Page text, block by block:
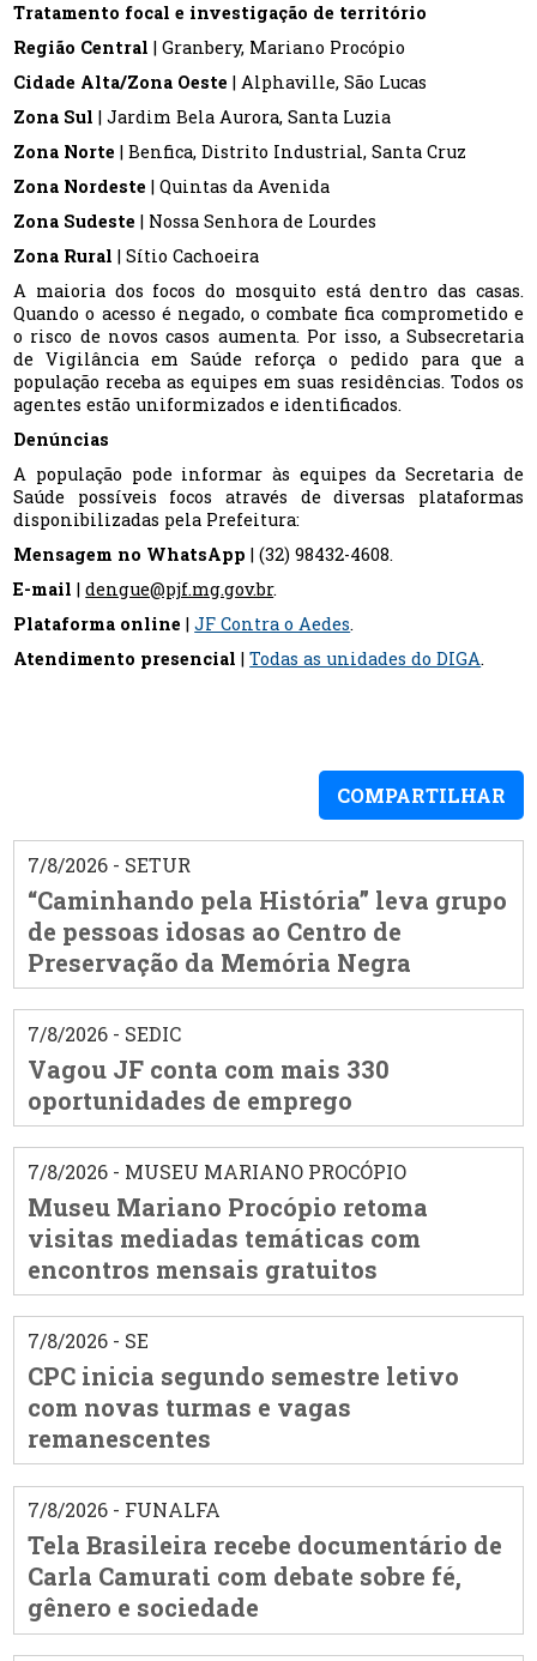
Tratamento focal e investigação de território
Região Central| Granbery, Mariano Procópio
Cidade Alta/Zona Oeste| Alphaville, São Lucas
Zona Sul | Jardim Bela Aurora, Santa Luzia
Zona Norte | Benfica, Distrito Industrial, Santa Cruz
Zona Nordeste | Quintas da Avenida
Zona Sudeste | Nossa Senhora de Lourdes
Zona Rural | Sítio Cachoeira
A maioria dos focos do mosquito está dentro das casas.
Quando o acesso é negado, o combate fica comprometido e
o risco de novos casos aumenta. Por isso, a Subsecretaria
de Vigilância em Saúde reforça o pedido para que a
população receba as equipes em suas residências. Todos os
agentes estão uniformizados e identificados.
Denúncias
A população pode informar às equipes da Secretaria de
Saúde possíveis focos através de diversas plataformas
disponibilizadas pela Prefeitura:
Mensagem no WhatsApp | (32) 98432-4608.
E-mail |dengue@pjf.mg.gov.br.
Plataforma online|JF Contra o Aedes.
Atendimento presencial |Todas as unidades do DIGA.
COMPARTILHAR
7/8/2026 - SETUR
“Caminhando pela História” leva grupo
de pessoas idosas ao Centro de
Preservação da Memória Negra
7/8/2026 - SEDIC
Vagou JF conta com mais 330
oportunidades de emprego
7/8/2026 - MUSEU MARIANO PROCÓPIO
Museu Mariano Procópio retoma
visitas mediadas temáticas com
encontros mensais gratuitos
7/8/2026 - SE
CPC inicia segundo semestre letivo
com novas turmas e vagas
remanescentes
7/8/2026 - FUNALFA
Tela Brasileira recebe documentário de
Carla Camurati com debate sobre fé,
gênero e sociedade